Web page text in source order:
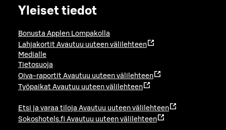
Yleiset tiedot
Bonusta Applen Lompakolla
Lahjakortit Avautuu uuteen välilehteen
Medialle
Tietosuoja
Oiva-raportit Avautuu uuteen välilehteen
Työpaikat Avautuu uuteen välilehteen
Etsi ja varaa tiloja Avautuu uuteen välilehteen
Sokoshotels.fi Avautuu uuteen välilehteen